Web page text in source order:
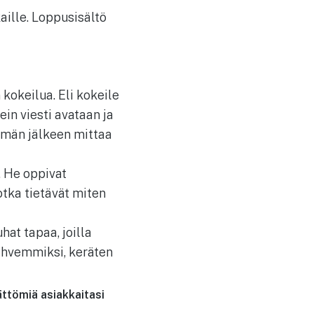
Loppusisältö
Eli kokeile
viesti avataan ja
jälkeen mittaa
He oppivat
tietävät miten
tapaa, joilla
keräten
asiakkaitasi